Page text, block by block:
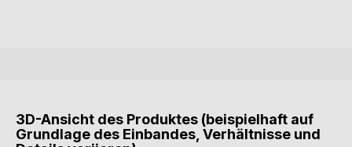
3D-Ansicht des Produktes (beispielhaft auf
Grundlage des Einbandes, Verhältnisse und